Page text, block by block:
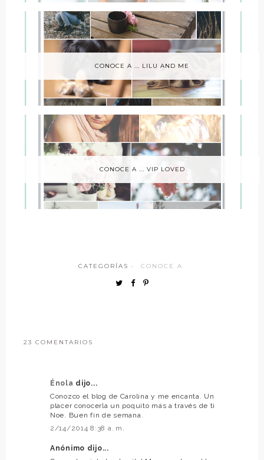
CONOCE A ... LILU AND ME
CONOCE A ... VIP LOVED
CATEGORÍAS · CONOCE A
23 COMENTARIOS
Énola dijo...
Conozco el blog de Carolina y me encanta. Un
placer conocerla un poquito más a través de ti
Noe. Buen fin de semana.
2/14/2014 8:38 a. m.
Anónimo dijo...